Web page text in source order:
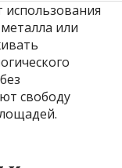
или
свободу